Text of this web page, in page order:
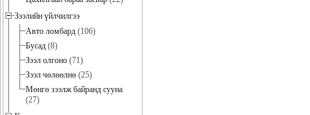
Зээлийн үйлчилгээ
Авто ломбард (106)
Бусад (8)
Зээл олгоно (71)
Зээл чөлөөлнө (25)
Мөнгө зээлж байранд сууна
(27)